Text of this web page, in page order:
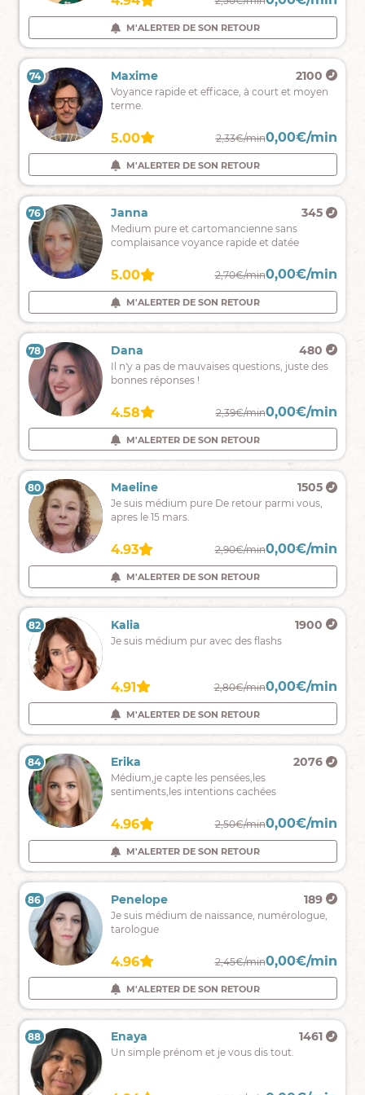
bienveillance
et
sans
complaisance
M'ALERTER DE SON RETOUR
M'ALERTER DE SON RETOUR
73 Karolina
84
Médium
auditive
ou
sans
support
.oracle
des
Tarot
de
Marseille
5.00 3,00€/min 0,00€/min
M'ALERTER DE SON RETOUR
74 Maxime 2100
Voyance rapide et efficace, à court et moyen
terme.
5.00 2,33€/min0,00€/min
M'ALERTER DE SON RETOUR
75 Lila
287
Je
vous
à
prévoir
et
à
maitriser
vie
affective
et
4.60 3,30€/min 0,00€/min
M'ALERTER DE SON RETOUR
76 Janna 345
Medium pure et cartomancienne sans
complaisance voyance rapide et datée
5.00 2,70€/min0,00€/min
M'ALERTER DE SON RETOUR
77 Zohra
269
Médiumnité,
Flamme
lectures
d'âmes,
avec
ou
sans
5.00 2,60€/min 0,00€/min
M'ALERTER DE SON RETOUR
78 Dana 480
Il n'y a pas de mauvaises questions, juste des
bonnes réponses !
4.58 2,39€/min0,00€/min
M'ALERTER DE SON RETOUR
79 Léa
904
Médium
auditive,
Numérologue
coach
sentimentale,
4.80 0,00€/min
M'ALERTER DE SON RETOUR
80 Maeline 1505
Je suis médium pure De retour parmi vous,
apres le 15 mars.
4.93 2,90€/min0,00€/min
M'ALERTER DE SON RETOUR
81 Raphael
1474
Medium
et
j'utilise
mes
oracles
pour
mes
visions.
4.94 0,00€/min
M'ALERTER DE SON RETOUR
82 Kalia 1900
Je suis médium pur avec des flashs
4.91 2,80€/min0,00€/min
M'ALERTER DE SON RETOUR
83 Clara
1630
Une
voyance
sans
complaisance,
ni
jugement,
en
bienveillance
4.88 0,00€/min
M'ALERTER DE SON RETOUR
84 Erika 2076
Médium,je capte les pensées,les
sentiments,les intentions cachées
4.96 2,50€/min0,00€/min
M'ALERTER DE SON RETOUR
85 Lilia
707
Bon
accompagnement,
maîtrise
de
support
divinatoire
et
de
naissance
4.48 0,00€/min
M'ALERTER DE SON RETOUR
86 Penelope 189
Je suis médium de naissance, numérologue,
tarologue
4.96 2,45€/min0,00€/min
M'ALERTER DE SON RETOUR
87 Lili
431
Médium
88 Enaya 1461
Un simple prénom et je vous dis tout.